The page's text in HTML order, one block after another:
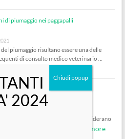
di piumaggio nei paggapalli
del piumaggio risultano essere una delle
di consulto medico veterinario …
Pettorina – PRO e CONTRO
vengo contattata da clienti che desiderano
mettere la pettorina al loro …
Read more